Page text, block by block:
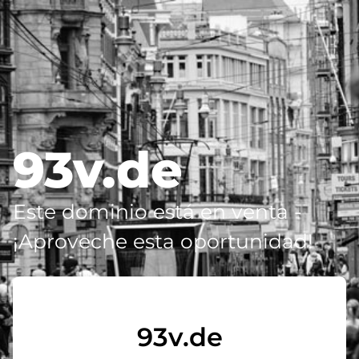
93v.de
Este dominio está en venta -
¡Aproveche esta oportunidad!
93v.de